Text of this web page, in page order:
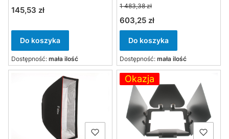
Cena
145,53 zł
Do koszyka
Dostępność: mała ilość
1 483,38 zł
Cena
603,25 zł
Do koszyka
Dostępność: mała ilość
Okazja